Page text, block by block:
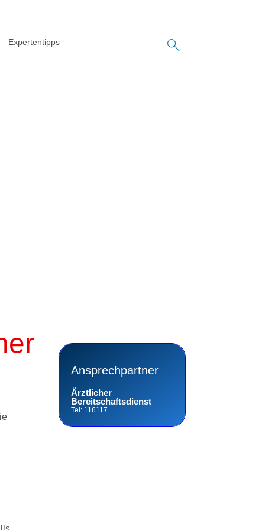
Expertentipps
Ansprechpartner
Ärztlicher
Bereitschaftsdienst
Tel: 116117